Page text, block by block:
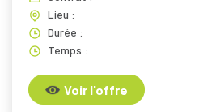
Lieu :
Durée :
Temps :
Voir l'offre